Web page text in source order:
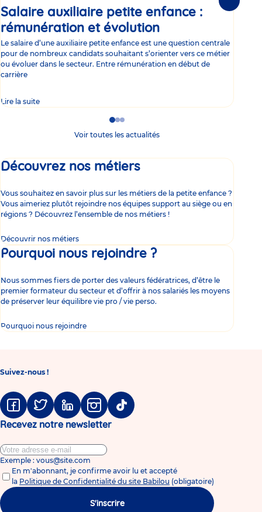
Salaire auxiliaire petite enfance :
rémunération et évolution
Le salaire d’une auxiliaire petite enfance est une question centrale
pour de nombreux candidats souhaitant s’orienter vers ce métier
ou évoluer dans le secteur. Entre rémunération en début de
carrière
Lire la suite
Go
to
Go
to
Go
to
Voir toutes les actualités
Découvrez nos métiers
Vous souhaitez en savoir plus sur les métiers de la petite enfance ?
Vous aimeriez plutôt rejoindre nos équipes support au siège ou en
régions ? Découvrez l’ensemble de nos métiers !
Découvrir nos métiers
Pourquoi nous rejoindre ?
Nous sommes fiers de porter des valeurs fédératrices, d’être le
premier formateur du secteur et d’offrir à nos salariés les moyens
de préserver leur équilibre vie pro / vie perso.
Pourquoi nous rejoindre
Suivez-nous !
FacebookTwitter LinkedinInstagramTiktok
Recevez notre newsletter
Exemple : vous@site.com
En m'abonnant, je confirme avoir lu et accepté
la Politique de Confidentialité du site Babilou (obligatoire)
S'inscrire